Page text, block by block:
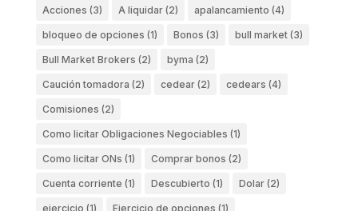
Acciones (3) A liquidar(2) apalancamiento (4)
bloqueo de opciones (1) Bonos (3) bull market(3)
Bull Market Brokers (2) byma (2)
Caución tomadora (2) cedear(2) cedears (4)
Comisiones (2)
Como licitar Obligaciones Negociables (1)
Como licitar ONs (1) Comprar bonos (2)
Cuenta corriente (1) Descubierto (1) Dolar(2)
ejercicio (1) Ejercicio de opciones (1)